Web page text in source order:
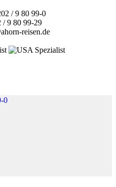
/ 9 80 99-0
/ 9 80 99-29
reisen.de
0